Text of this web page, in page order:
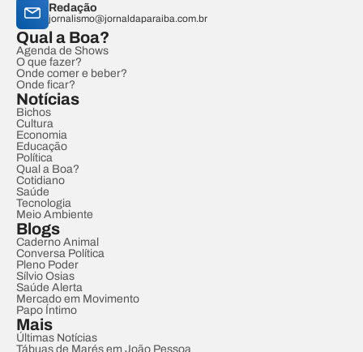
Redação
jornalismo@jornaldaparaiba.com.br
Qual a Boa?
Agenda de Shows
O que fazer?
Onde comer e beber?
Onde ficar?
Notícias
Bichos
Cultura
Economia
Educação
Política
Qual a Boa?
Cotidiano
Saúde
Tecnologia
Meio Ambiente
Blogs
Caderno Animal
Conversa Política
Pleno Poder
Sílvio Osias
Saúde Alerta
Mercado em Movimento
Papo Íntimo
Mais
Últimas Notícias
Tábuas de Marés em João Pessoa